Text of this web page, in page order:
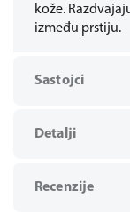
kože.
između prstiju.
Sastojci
Detalji
Recenzije